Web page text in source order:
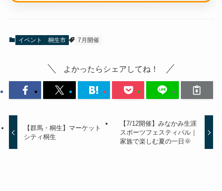
イベント 桐生市 7月開催
よかったらシェアしてね！
【群馬・桐生】マーケット
シティ桐生
【7/12開催】みなかみ生涯
スポーツフェスティバル｜
家族で楽しむ夏の一日🌞